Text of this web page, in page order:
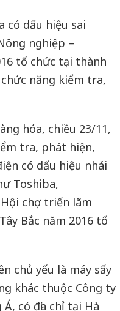
có dấu hiệu sai
nghiệp –
tổ chức tại thành
năng kiểm tra,
hóa, chiều 23/11,
tra, phát hiện,
có dấu hiệu nhái
Toshiba,
chợ triển lãm
Bắc năm 2016 tổ
chủ yếu là máy sấy
khác thuộc Công ty
có địa chỉ tại Hà